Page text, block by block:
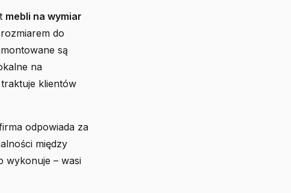
mebli na wymiar
do
są
na
klientów
odpowiada za
między
wykonuje – wasi